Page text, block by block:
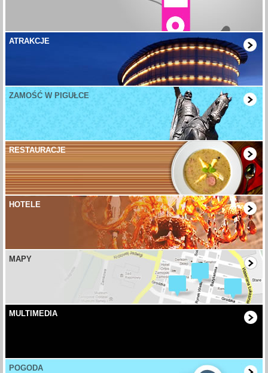
ATRAKCJE
ZAMOŚĆ W PIGUŁCE
RESTAURACJE
HOTELE
MAPY
MULTIMEDIA
POGODA